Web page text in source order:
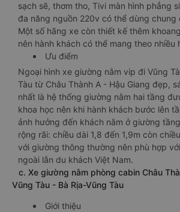
sạch sẽ, thơm tho, Tivi màn hình phẳng
đa năng nguồn 220v có thể dùng chung
Một số hãng xe còn thiết kế thêm
nên hành khách có thể mang theo nhiều
Ưu điểm
Ngoại hình xe giường nằm vip đi Vũng
Tàu từ Châu Thành A - Hậu Giang đẹp,
nhất là hệ thống giường nằm hai tầng
khoa học nên khi hành khách bước lên
ảnh hưởng đến khách nằm ở giường
rộng rãi: chiều dài 1,8 đến 1,9m còn
với giường thông thường nên phù hợp
ngoài lẫn du khách Việt Nam.
c. Xe giường nằm phòng cabin Châu
Vũng Tàu - Bà Rịa-Vũng Tàu
Giới thiệu